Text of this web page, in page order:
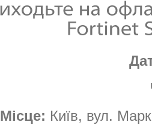
Місце: Київ, вул.